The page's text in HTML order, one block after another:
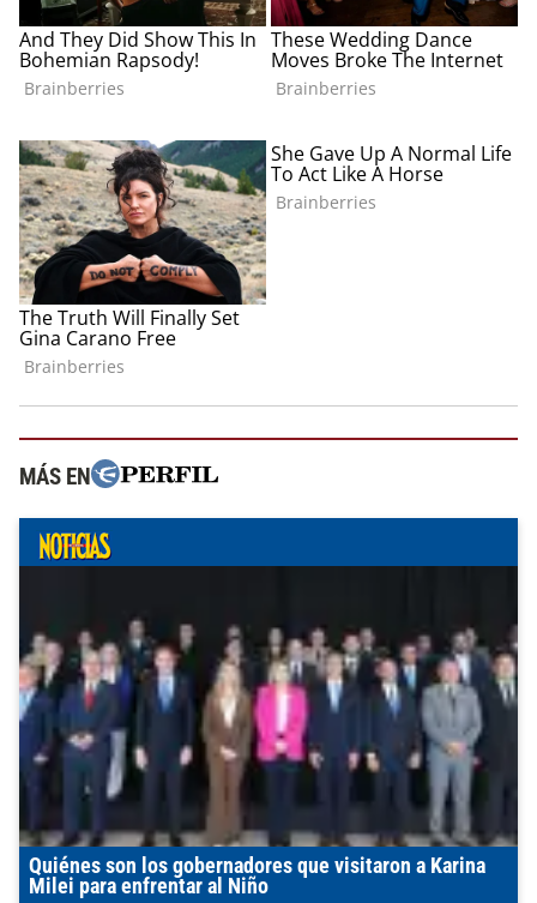
MÁS EN
Quiénes son los gobernadores que visitaron a Karina
Milei para enfrentar al Niño